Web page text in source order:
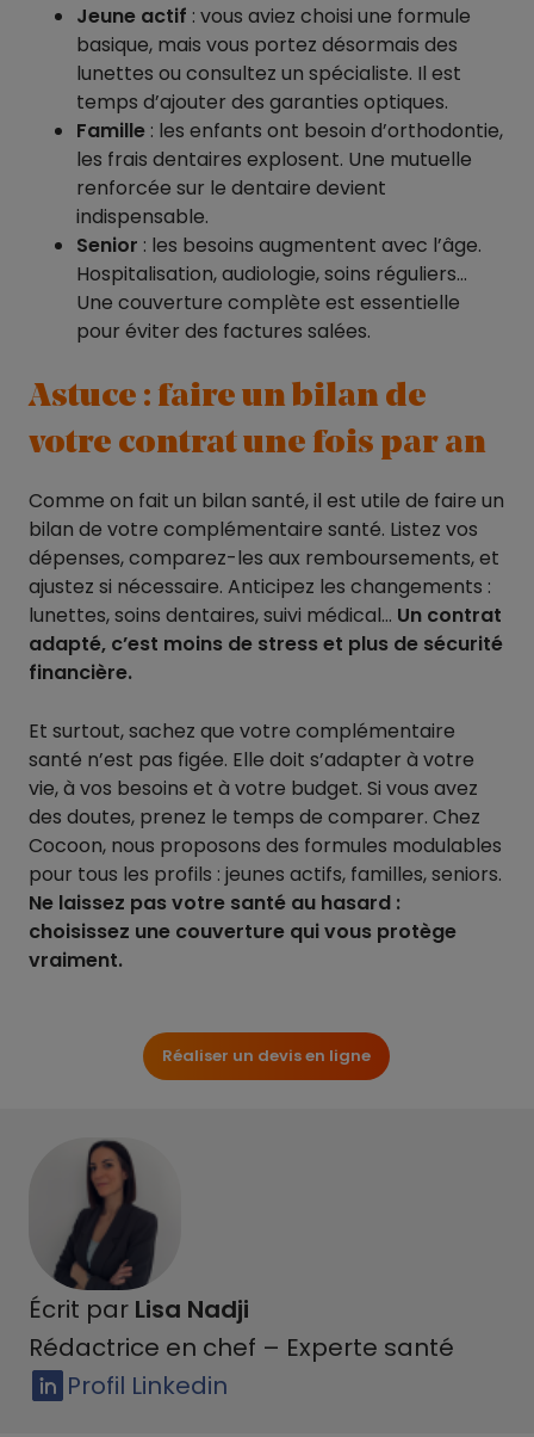
Jeune actif : vous aviez choisi une formule
basique, mais vous portez désormais des
lunettes ou consultez un spécialiste. Il est
temps d’ajouter des garanties optiques.
Famille : les enfants ont besoin d’orthodontie,
les frais dentaires explosent. Une mutuelle
renforcée sur le dentaire devient
indispensable.
Senior : les besoins augmentent avec l’âge.
Hospitalisation, audiologie, soins réguliers…
Une couverture complète est essentielle
pour éviter des factures salées.
Astuce : faire un bilan de
votre contrat une fois par an
Comme on fait un bilan santé, il est utile de faire un
bilan de votre complémentaire santé. Listez vos
dépenses, comparez-les aux remboursements, et
ajustez si nécessaire. Anticipez les changements :
lunettes, soins dentaires, suivi médical… Un contrat
adapté, c’est moins de stress et plus de sécurité
financière.
Et surtout, sachez que votre complémentaire
santé n’est pas figée. Elle doit s’adapter à votre
vie, à vos besoins et à votre budget. Si vous avez
des doutes, prenez le temps de comparer. Chez
Cocoon, nous proposons des formules modulables
pour tous les profils : jeunes actifs, familles, seniors.
Ne laissez pas votre santé au hasard :
choisissez une couverture qui vous protège
vraiment.
Réaliser un devis en ligne
Écrit par Lisa Nadji
Rédactrice en chef – Experte santé
Profil Linkedin